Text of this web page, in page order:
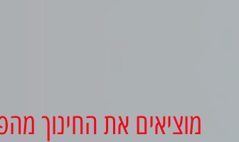
מוציאים את החינוך